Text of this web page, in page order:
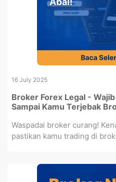
16 July 2025
Broker Forex Legal -
Sampai Kamu Terjebak
Waspadai broker curang!
pastikan kamu trading di